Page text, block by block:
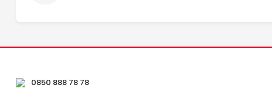
0850 888 78 78